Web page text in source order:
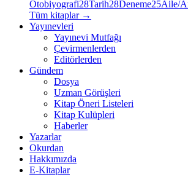
Otobiyografi28Tarih28Deneme25Aile/
Tüm kitaplar →
Yayınevleri
Yayınevi Mutfağı
Çevirmenlerden
Editörlerden
Gündem
Dosya
Uzman Görüşleri
Kitap Öneri Listeleri
Kitap Kulüpleri
Haberler
Yazarlar
Okurdan
Hakkımızda
E-Kitaplar